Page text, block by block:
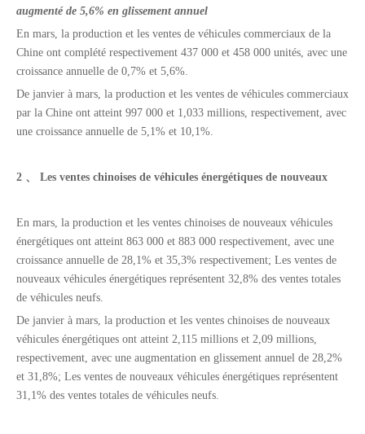
augmenté de 5,6% en glissement annuel
En mars, la production et les ventes de véhicules commerciaux de la
Chine ont complété respectivement 437 000 et 458 000 unités, avec une
croissance annuelle de 0,7% et 5,6%.
De janvier à mars, la production et les ventes de véhicules commerciaux
par la Chine ont atteint 997 000 et 1,033 millions, respectivement, avec
une croissance annuelle de 5,1% et 10,1%.
2 、 Les ventes chinoises de véhicules énergétiques de nouveaux
En mars, la production et les ventes chinoises de nouveaux véhicules
énergétiques ont atteint 863 000 et 883 000 respectivement, avec une
croissance annuelle de 28,1% et 35,3% respectivement; Les ventes de
nouveaux véhicules énergétiques représentent 32,8% des ventes totales
de véhicules neufs.
De janvier à mars, la production et les ventes chinoises de nouveaux
véhicules énergétiques ont atteint 2,115 millions et 2,09 millions,
respectivement, avec une augmentation en glissement annuel de 28,2%
et 31,8%; Les ventes de nouveaux véhicules énergétiques représentent
31,1% des ventes totales de véhicules neufs.
Disques de frein OEM robustes pour la semi-remorque et les pièces de camion